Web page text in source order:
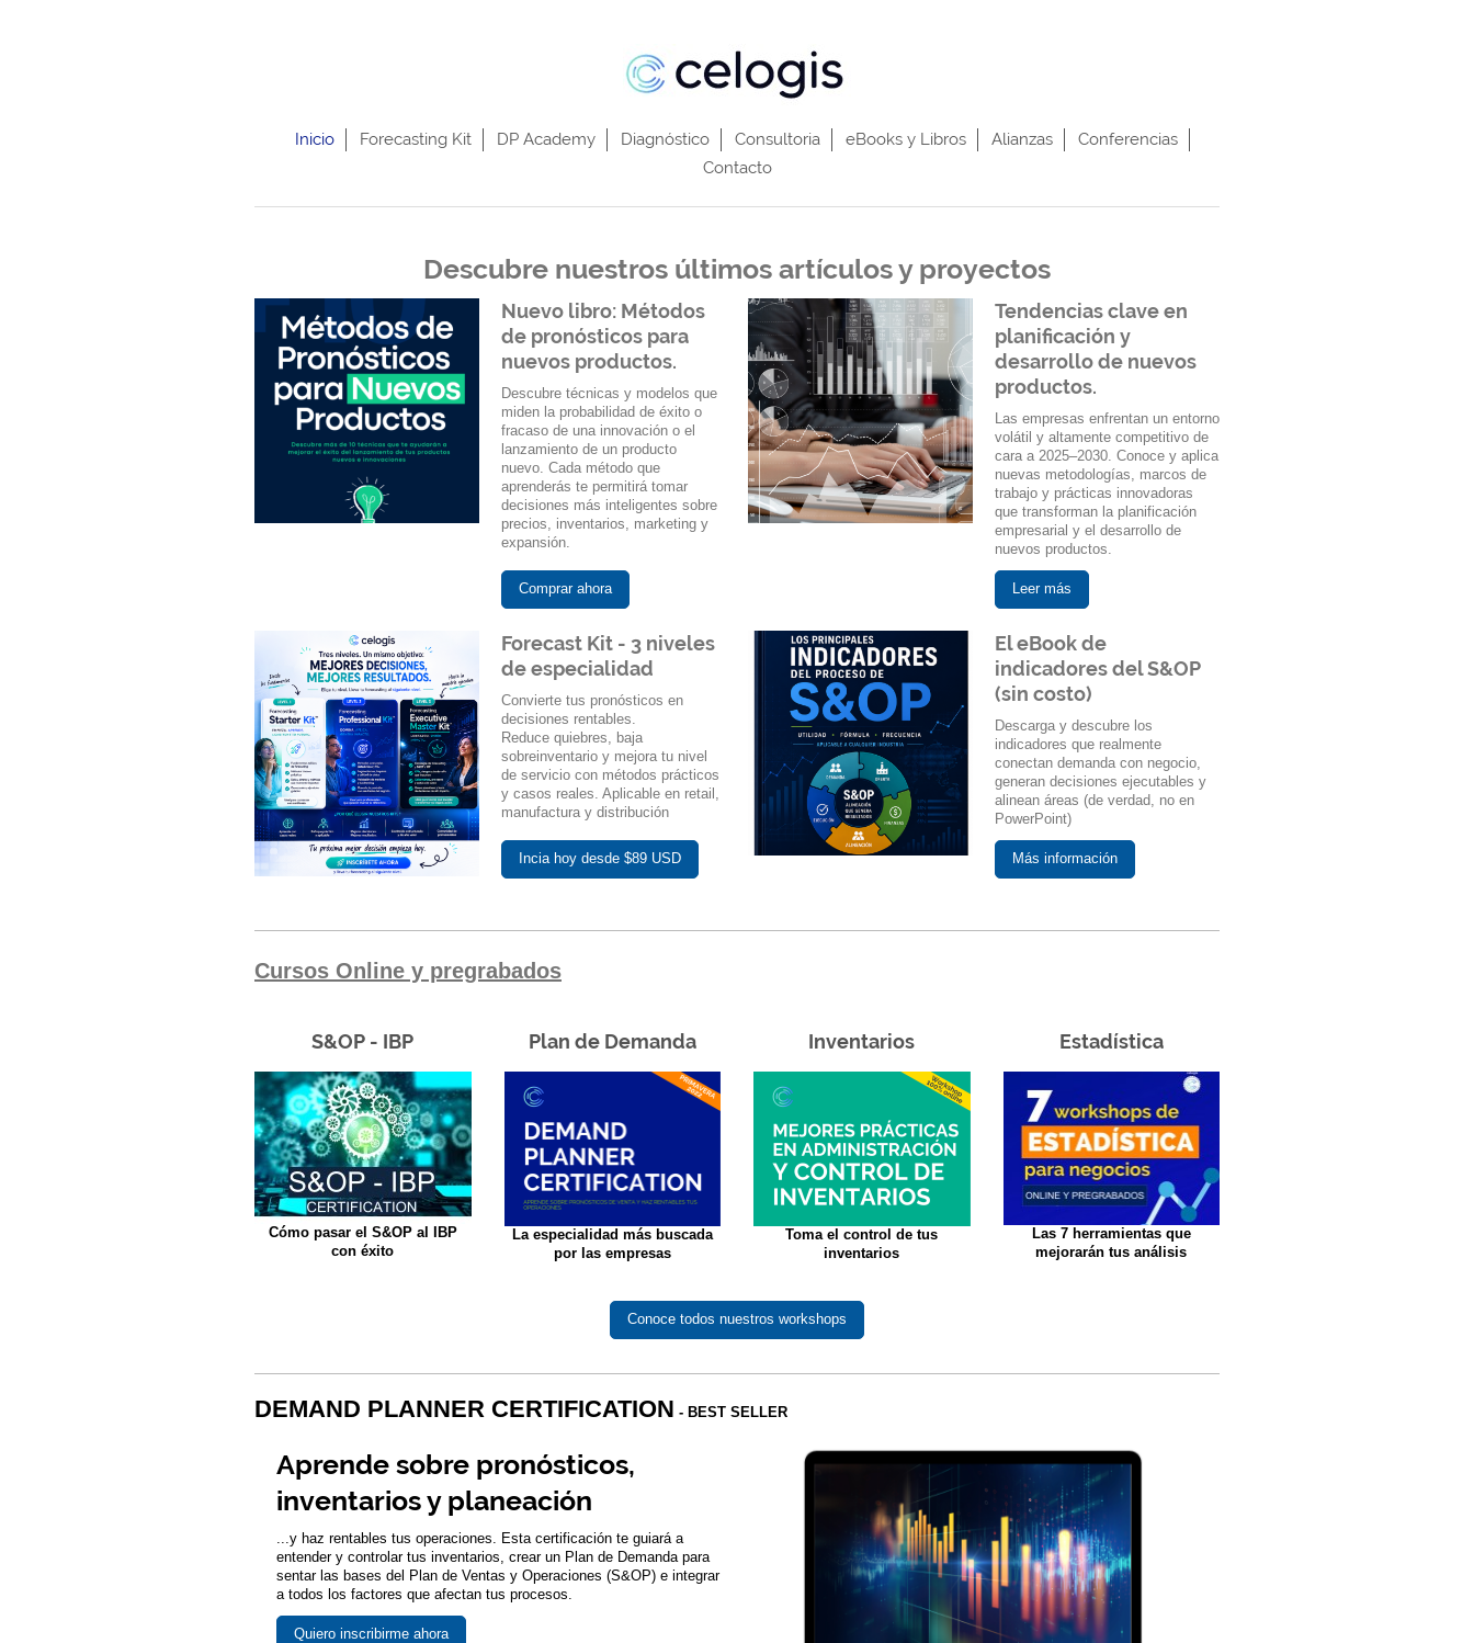
Inicio Forecasting Kit DP Academy Diagnóstico Consultoria eBooks y Libros Alianzas
Conferencias
Contacto
Descubre nuestros últimos artículos y proyectos
Nuevo libro: Métodos
de pronósticos para
nuevos productos.
Descubre técnicas y modelos que
miden la probabilidad de éxito o
fracaso de una innovación o el
lanzamiento de un producto
nuevo. Cada método que
aprenderás te permitirá tomar
decisiones más inteligentes sobre
precios, inventarios, marketing y
expansión.
Comprar ahora
Tendencias clave en
planificación y
desarrollo de nuevos
productos.
Las empresas enfrentan un entorno
volátil y altamente competitivo de
cara a 2025–2030. Conoce y aplica
nuevas metodologías, marcos de
trabajo y prácticas innovadoras
que transforman la planificación
empresarial y el desarrollo de
nuevos productos.
Leer más
Forecast Kit - 3 niveles
de especialidad
Convierte tus pronósticos en
decisiones rentables.
Reduce quiebres, baja
sobreinventario y mejora tu nivel
de servicio con métodos prácticos
y casos reales. Aplicable en retail,
manufactura y distribución
Incia hoy desde $89 USD
El eBook de
indicadores del S&OP
(sin costo)
Descarga y descubre los
indicadores que realmente
conectan demanda con negocio,
generan decisiones ejecutables y
alinean áreas (de verdad, no en
PowerPoint)
Más información
Cursos Online y pregrabados
S&OP - IBP
Cómo pasar el S&OP al IBP
con éxito
Plan de Demanda
La especialidad más buscada
por las empresas
Inventarios
Toma el control de tus
inventarios
Estadística
Las 7 herramientas que
mejorarán tus análisis
Conoce todos nuestros workshops
DEMAND PLANNER CERTIFICATION - BEST SELLER
Aprende sobre pronósticos,
inventarios y planeación
...y haz rentables tus operaciones. Esta certificación te guiará a
entender y controlar tus inventarios, crear un Plan de Demanda para
sentar las bases del Plan de Ventas y Operaciones (S&OP) e integrar
a todos los factores que afectan tus procesos.
Quiero inscribirme ahora